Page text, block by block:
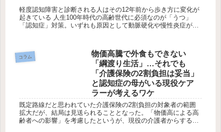
軽度認知障害と診断される人はその12年前から歩き方に変化が
起きている 人生100年時代の高齢世代に必須なのが「うつ」
「認知症」対策。いずれも原因として動脈硬化や慢性炎症が大
コラム
物価高騰で外食もできない
「綱渡り生活」…それでも
「介護保険の2割負担は妥当」
と認知症の母がいる現役ケア
ラーが考えるワケ
既定路線だと思われていた介護保険の2割負担の対象者の範囲
拡大だが、結局は見送られることとなった。「物価高による高
齢者への影響」を考慮したというが、現役の介護者からすると